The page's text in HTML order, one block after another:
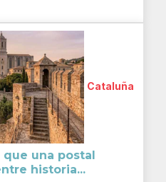
Cataluña
que una postal
historia...